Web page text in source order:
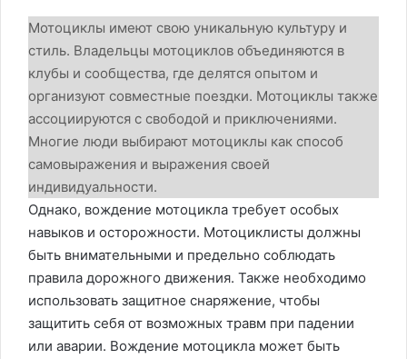
Мотоциклы имеют свою уникальную культуру и
стиль. Владельцы мотоциклов объединяются в
клубы и сообщества, где делятся опытом и
организуют совместные поездки. Мотоциклы также
ассоциируются с свободой и приключениями.
Многие люди выбирают мотоциклы как способ
самовыражения и выражения своей
индивидуальности.
Однако, вождение мотоцикла требует особых
навыков и осторожности. Мотоциклисты должны
быть внимательными и предельно соблюдать
правила дорожного движения. Также необходимо
использовать защитное снаряжение, чтобы
защитить себя от возможных травм при падении
или аварии. Вождение мотоцикла может быть